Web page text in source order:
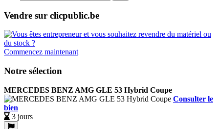
Vendre sur clicpublic.be
Commencez maintenant
Notre sélection
MERCEDES BENZ AMG GLE 53 Hybrid Coupe
Consulter le
bien
3 jours